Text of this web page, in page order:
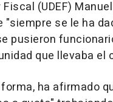
(UDEF)
"siempre se le ha
pusieron
que llevaba el
ha afirmado